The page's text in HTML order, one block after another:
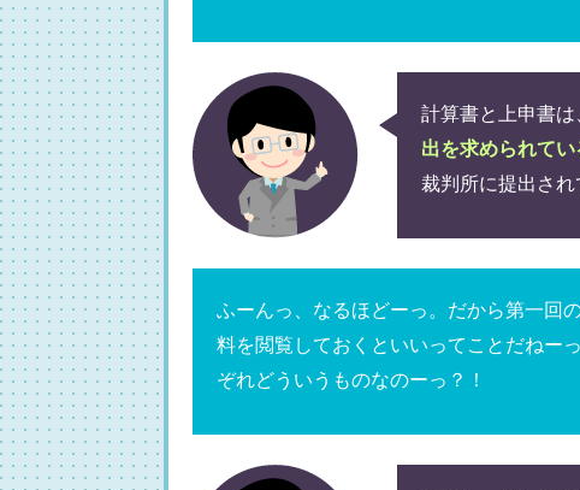
計算書と上申書は
出を求められてい
裁判所に提出され
ふーんっ、なるほどーっ。だから第一回
料を閲覧しておくといいってことだねー
ぞれどういうものなのーっ？！